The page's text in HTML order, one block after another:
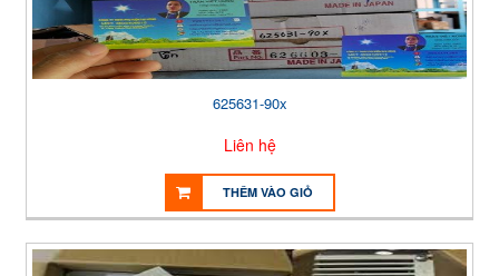
625631-90x
Liên hệ
THÊM VÀO GIỎ